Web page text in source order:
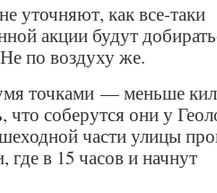
уточняют, как все-таки
акции будут
по воздуху же.
точками — меньше
соберутся они у
части улицы
в 15 часов и начнут